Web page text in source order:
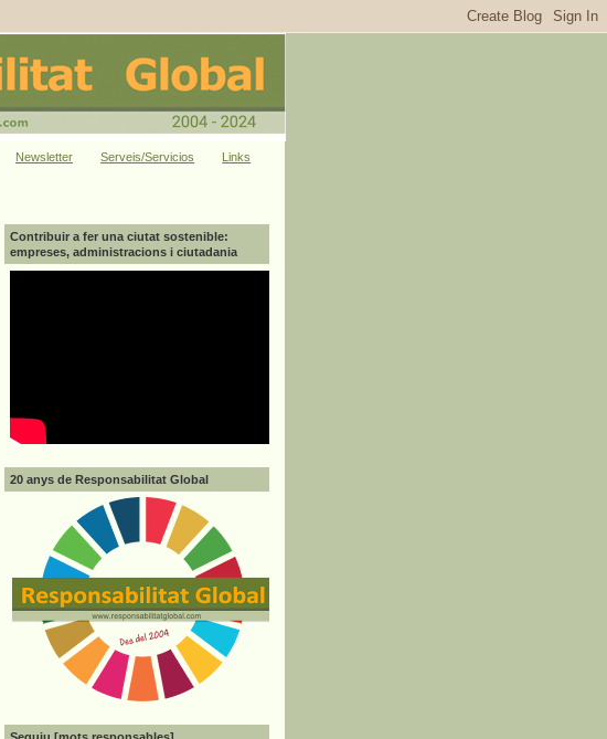
Newsletter Serveis/Servicios Links
Contribuir a fer una ciutat sostenible:
empreses, administracions i ciutadania
20 anys de Responsabilitat Global